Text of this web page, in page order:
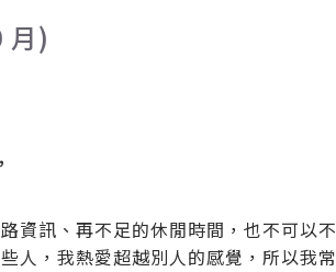
月)
資訊、再不足的休閒時間，也不可以不
人，我熱愛超越別人的感覺，所以我常